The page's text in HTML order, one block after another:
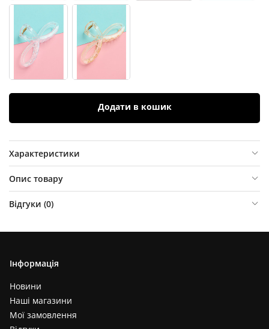
Додати в кошик
Характеристики
Опис товару
Відгуки (0)
Інформація
Новини
Наші магазини
Мої замовлення